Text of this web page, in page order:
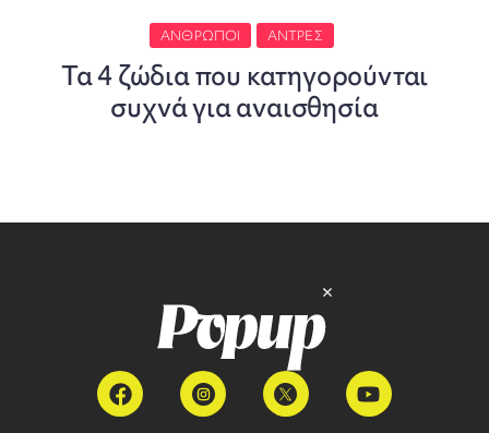
ΆΝΘΡΩΠΟΙ ΆΝΤΡΕΣ
Τα 4 ζώδια που κατηγορούνται
συχνά για αναισθησία